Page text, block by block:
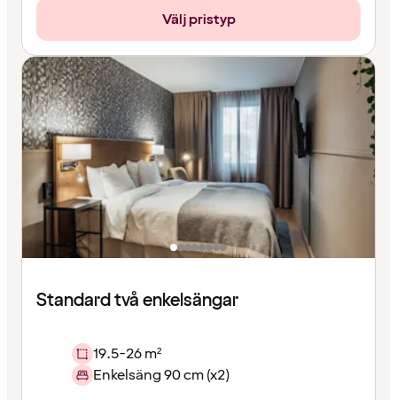
Välj pristyp
Standard två enkelsängar
19.5-26 m²
Enkelsäng 90 cm (x2)